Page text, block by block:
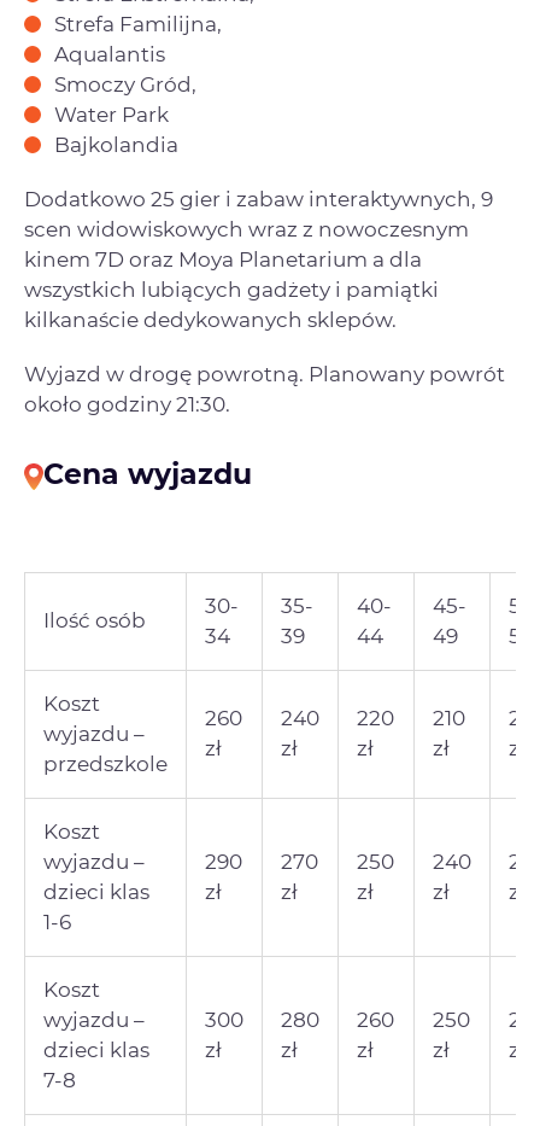
Strefa Familijna,
Aqualantis
Smoczy Gród,
Water Park
Bajkolandia
Dodatkowo 25 gier i zabaw interaktywnych, 9
scen widowiskowych wraz z nowoczesnym
kinem 7D oraz Moya Planetarium a dla
wszystkich lubiących gadżety i pamiątki
kilkanaście dedykowanych sklepów.
Wyjazd w drogę powrotną. Planowany powrót
około godziny 21:30.
Cena wyjazdu
Ilość osób
30-
34
35-
39
40-
44
45-
49
54
Koszt
wyjazdu –
przedszkole
260
zł
240
zł
220
zł
210
zł
zł
Koszt
wyjazdu –
dzieci klas
1-6
290
zł
270
zł
250
zł
240
zł
zł
Koszt
wyjazdu –
dzieci klas
7-8
300
zł
280
zł
260
zł
250
zł
zł